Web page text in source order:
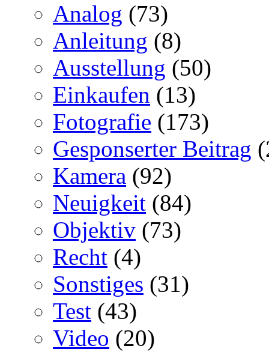
Analog (73)
Anleitung (8)
Ausstellung (50)
Einkaufen (13)
Fotografie (173)
Gesponserter Beitrag
Kamera (92)
Neuigkeit (84)
Objektiv (73)
Recht (4)
Sonstiges (31)
Test (43)
Video (20)